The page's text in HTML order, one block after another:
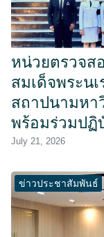
หน่วยตรวจส
สมเด็จพระน
สถาปนามหา
พร้อมร่วมปฏิ
July 21, 2026
ข่าวประชาสัมพันธ์